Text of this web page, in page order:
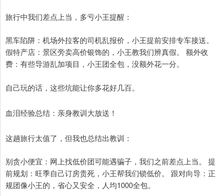
旅行中我们差点上当，多亏小王提醒：
黑车陷阱：机场外拉客的司机乱报价，小王提前安排专车接送。
假特产店：景区旁卖高价银饰的，小王教我们辨真假。 额外收
费：有些导游乱加项目，小王团全包，没额外花一分。
自己玩的话，这些坑能让你多花好几百。
血泪经验总结：亲身教训大放送！
这趟旅行太值了，但我也总结出教训：
别贪小便宜：网上找低价团可能遇骗子，我们之前差点上当。 提
前规划：旺季自己订房贵死，小王帮我们锁低价。 跟对向导：正
规团像小王的，省心又安全，人均1000全包。